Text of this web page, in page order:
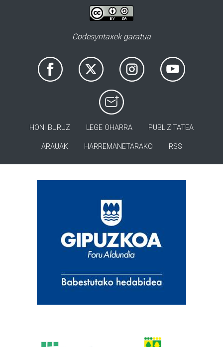
Codesyntaxek garatua
HONI BURUZ LEGE OHARRA PUBLIZITATEA
ARAUAK HARREMANETARAKO RSS